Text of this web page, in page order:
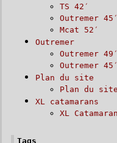
TS 42′
Outremer 45′
Mcat 52′
Outremer
Outremer 49′
Outremer 45′
Plan du site
Plan du site
XL catamarans
XL
Tags